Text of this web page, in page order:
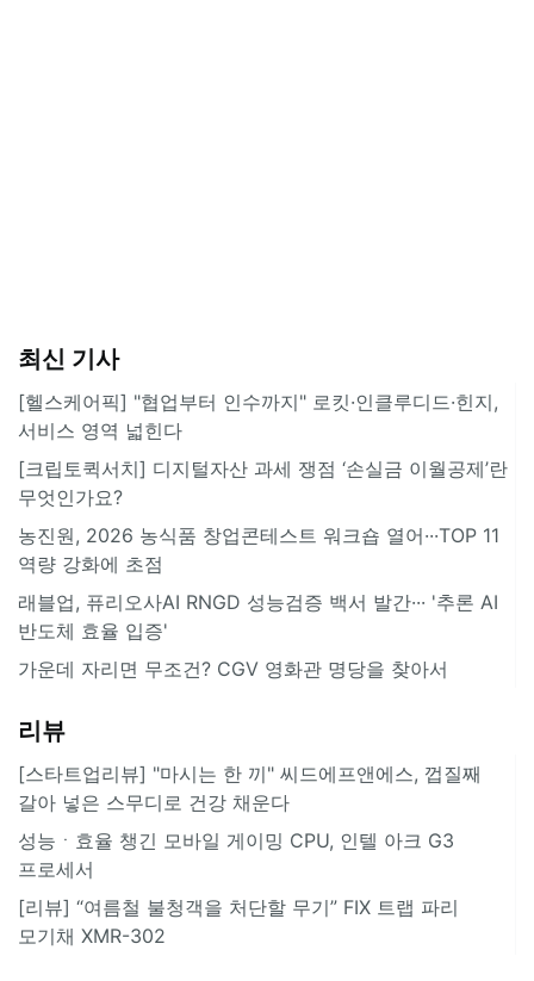
최신 기사
[헬스케어픽] "협업부터 인수까지" 로킷·인클루디드·힌지,
서비스 영역 넓힌다
[크립토퀵서치] 디지털자산 과세 쟁점 ‘손실금 이월공제’란
무엇인가요?
농진원, 2026 농식품 창업콘테스트 워크숍 열어···TOP 11
역량 강화에 초점
래블업, 퓨리오사AI RNGD 성능검증 백서 발간··· '추론 AI
반도체 효율 입증'
가운데 자리면 무조건? CGV 영화관 명당을 찾아서
리뷰
[스타트업리뷰] "마시는 한 끼" 씨드에프앤에스, 껍질째
갈아 넣은 스무디로 건강 채운다
성능ㆍ효율 챙긴 모바일 게이밍 CPU, 인텔 아크 G3
프로세서
[리뷰] “여름철 불청객을 처단할 무기” FIX 트랩 파리
모기채 XMR-302